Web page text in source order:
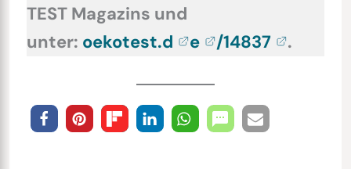
TEST Magazins und
unter: oekotest.d e /14837 .